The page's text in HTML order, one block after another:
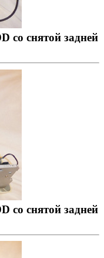
со снятой задней
со снятой задней